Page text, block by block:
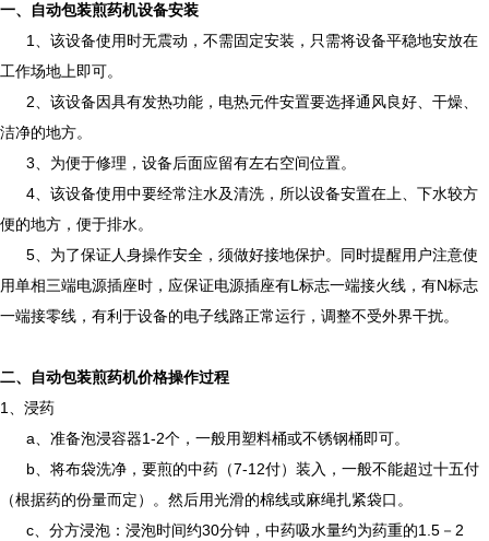
一、自动包装煎药机设备安装
1、该设备使用时无震动，不需固定安装，只需将设备平稳地安放在
工作场地上即可。
2、该设备因具有发热功能，电热元件安置要选择通风良好、干燥、
洁净的地方。
3、为便于修理，设备后面应留有左右空间位置。
4、该设备使用中要经常注水及清洗，所以设备安置在上、下水较方
便的地方，便于排水。
5、为了保证人身操作安全，须做好接地保护。同时提醒用户注意使
用单相三端电源插座时，应保证电源插座有L标志一端接火线，有N标志
一端接零线，有利于设备的电子线路正常运行，调整不受外界干扰。
二、自动包装煎药机价格操作过程
1、浸药
a、准备泡浸容器1-2个，一般用塑料桶或不锈钢桶即可。
b、将布袋洗净，要煎的中药（7-12付）装入，一般不能超过十五付
（根据药的份量而定）。然后用光滑的棉线或麻绳扎紧袋口。
c、分方浸泡：浸泡时间约30分钟，中药吸水量约为药重的1.5－2